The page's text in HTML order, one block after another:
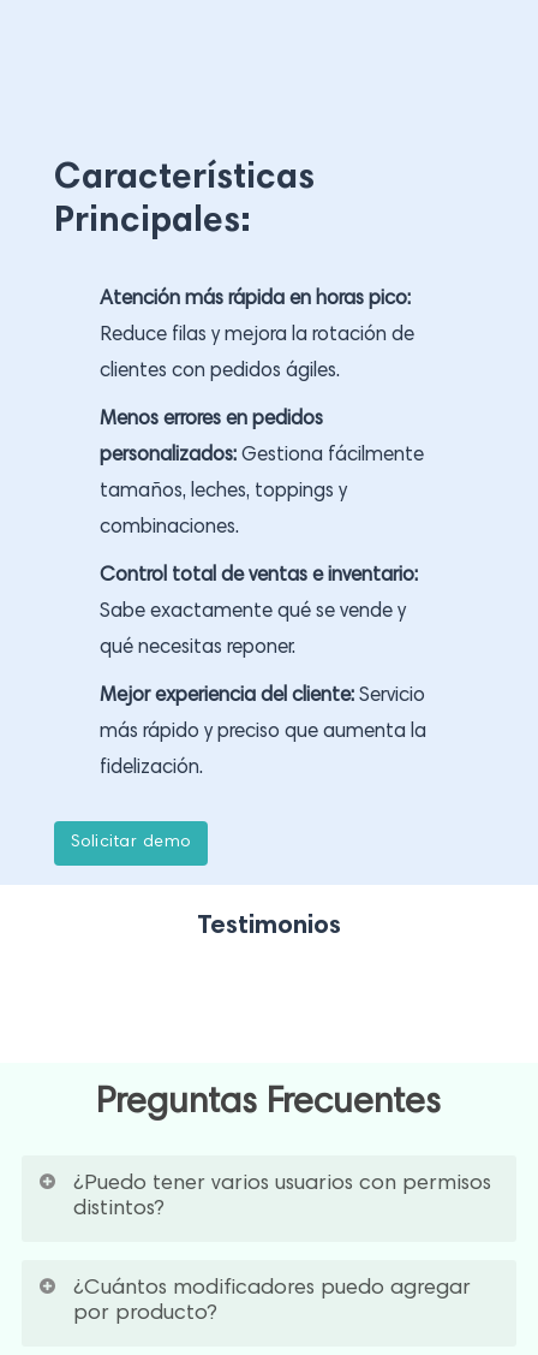
Características
Principales:
Atención más rápida en horas pico:
Reduce filas y mejora la rotación de
clientes con pedidos ágiles.
Menos errores en pedidos
personalizados:Gestiona fácilmente
tamaños, leches, toppings y
combinaciones.
Control total de ventas e inventario:
Sabe exactamente qué se vende y
qué necesitas reponer.
Mejor experiencia del cliente:Servicio
más rápido y preciso que aumenta la
fidelización.
Soli citar demo
Testimonios
Preguntas Frecuentes
¿Puedo tener varios usuarios con permisos
distintos?
Cada uno ve y puede hacer solo lo que le
corresponde.
¿Cuántos modificadores puedo agregar
por producto?